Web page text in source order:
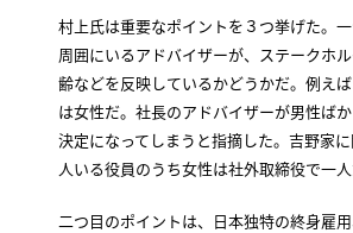
村上氏は重要なポイントを３つ挙げた。
周囲にいるアドバイザーが、ステークホ
齢などを反映しているかどうかだ。例え
は女性だ。社長のアドバイザーが男性ば
決定になってしまうと指摘した。吉野家
人いる役員のうち女性は社外取締役で一人
二つ目のポイントは、日本独特の終身雇